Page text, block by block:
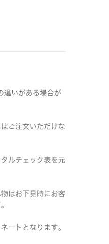
違いがある場合が
ご注文いただけな
ルチェック表を元
はお下見時にお客
ートとなります。